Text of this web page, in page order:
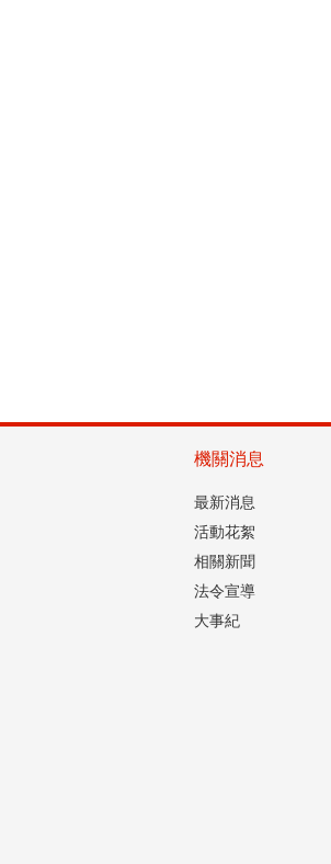
機關消息
最新消息
活動花絮
相關新聞
法令宣導
大事紀